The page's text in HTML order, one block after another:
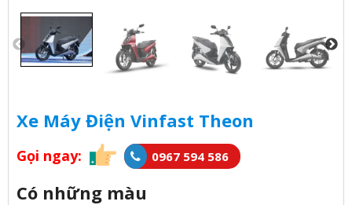
Xe Máy Điện Vinfast Theon
Gọi ngay: 0967 594 586
Có những màu